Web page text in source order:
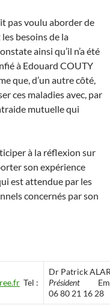
pas voulu aborder de
besoins de la
ainsi qu’il n’a été
à Edouard COUTY
que, d’un autre côté,
ces maladies avec, par
mutuelle qui
à la réflexion sur
son expérience
est attendue par les
concernés par son
Tel :
Dr Patrick
Président
06 80 21 16 28